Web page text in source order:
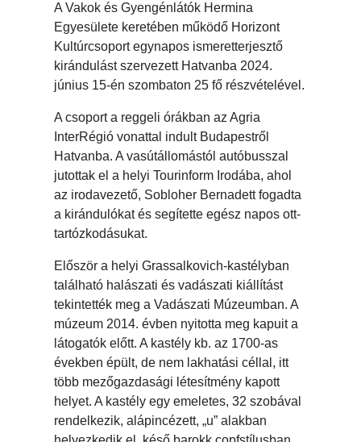
A Vakok és Gyengénlátók Hermina
Egyesülete keretében működő Horizont
Kultúrcsoport egynapos ismeretterjesztő
kirándulást szervezett Hatvanba 2024.
június 15-én szombaton 25 fő részvételével.
A csoport a reggeli órákban az Agria
InterRégió vonattal indult Budapestről
Hatvanba. A vasútállomástól autóbusszal
jutottak el a helyi Tourinform Irodába, ahol
az irodavezető, Sobloher Bernadett fogadta
a kirándulókat és segítette egész napos ott-
tartózkodásukat.
Először a helyi Grassalkovich-kastélyban
található halászati és vadászati kiállítást
tekintették meg a Vadászati Múzeumban. A
múzeum 2014. évben nyitotta meg kapuit a
látogatók előtt. A kastély kb. az 1700-as
években épült, de nem lakhatási céllal, itt
több mezőgazdasági létesítmény kapott
helyet. A kastély egy emeletes, 32 szobával
rendelkezik, alápincézett, „u” alakban